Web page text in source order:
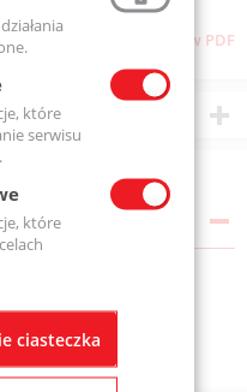
Pobierz stronę w PDF
które
serwisu
które
ciasteczka